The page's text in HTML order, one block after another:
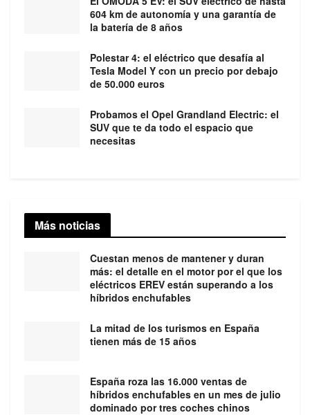
604 km de autonomía y una garantía de
la batería de 8 años
Polestar 4: el eléctrico que desafía al
Tesla Model Y con un precio por debajo
de 50.000 euros
Probamos el Opel Grandland Electric: el
SUV que te da todo el espacio que
necesitas
Más noticias
Cuestan menos de mantener y duran
más: el detalle en el motor por el que los
eléctricos EREV están superando a los
híbridos enchufables
La mitad de los turismos en España
tienen más de 15 años
España roza las 16.000 ventas de
híbridos enchufables en un mes de julio
dominado por tres coches chinos